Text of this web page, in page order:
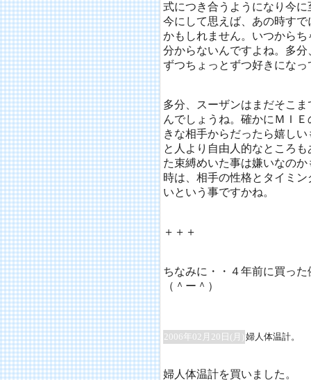
式につき合うようになり今
今にして思えば、あの時す
かもしれません。いつから
分からないんですよね。多
ずつちょっとずつ好きにな
多分、スーザンはまだそこ
んでしょうね。確かにＭＩ
きな相手からだったら嬉し
と人より自由人的なところ
た束縛めいた事は嫌いなの
時は、相手の性格とタイミ
いという事ですかね。
＋＋＋
ちなみに・・４年前に買っ
（＾ー＾）
2006年02月20日(月)婦人体温計。
婦人体温計を買いました。